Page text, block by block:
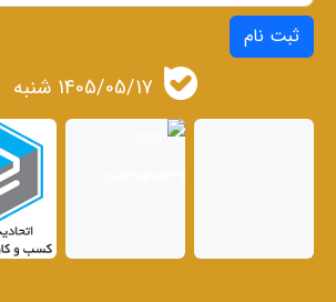
ثبت نام
1405/05/17 شنبه